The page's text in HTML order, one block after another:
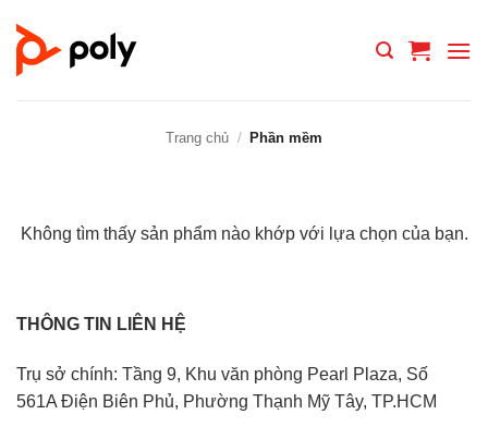
qua
nội
Trang chủ / Phần mềm
Không tìm thấy sản phẩm nào khớp với lựa chọn của bạn.
THÔNG TIN LIÊN HỆ
Trụ sở chính: Tầng 9, Khu văn phòng Pearl Plaza, Số
561A Điện Biên Phủ, Phường Thạnh Mỹ Tây, TP.HCM